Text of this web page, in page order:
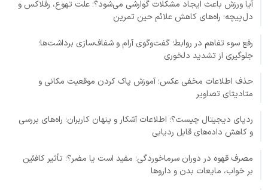
آیا ورزش باعث ایجاد مشکلات گوارشی می‌شود؟؛ علت تهوع، رفلاکس و
دل‌پیچه؛ راه‌های کاهش علائم حین تمرین
رفع سوء تفاهم در روابط؛ گفت‌وگوی آرام و شفاف‌سازی برداشت‌ها؛
جلوگیری از تشدید دلخوری
حذف اطلاعات مخفی عکس؛ آموزش پاک کردن موقعیت مکانی و
متادیتای تصاویر
ردپای دیجیتال چیست؟؛ اطلاعات آشکار و پنهان کاربران؛ راه‌های بررسی
و کاهش داده‌های قابل ردیابی
مصرف قهوه در دوران سرماخوردگی؛ مفید است یا مضر؟؛ تأثیر کافئین
بر خواب، مایعات بدن و داروها